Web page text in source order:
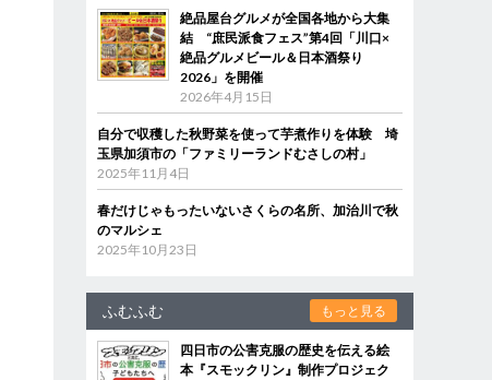
絶品屋台グルメが全国各地から大集
結 “庶民派食フェス”第4回「川口×
絶品グルメビール＆日本酒祭り
2026」を開催
2026年4月15日
自分で収穫した秋野菜を使って芋煮作りを体験 埼
玉県加須市の「ファミリーランドむさしの村」
2025年11月4日
春だけじゃもったいないさくらの名所、加治川で秋
のマルシェ
2025年10月23日
ふむふむ もっと見る
四日市の公害克服の歴史を伝える絵
本『スモックリン』制作プロジェク